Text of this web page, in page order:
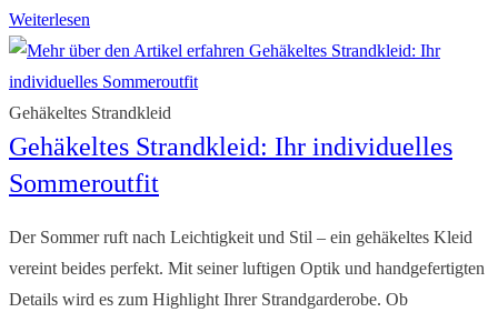
Weiterlesen
Strandkleider
knielang
–
Komfortabel
für
den
Urlaub
Gehäkeltes Strandkleid
Gehäkeltes Strandkleid: Ihr individuelles
Sommeroutfit
Der Sommer ruft nach Leichtigkeit und Stil – ein gehäkeltes Kleid
vereint beides perfekt. Mit seiner luftigen Optik und handgefertigten
Details wird es zum Highlight Ihrer Strandgarderobe. Ob